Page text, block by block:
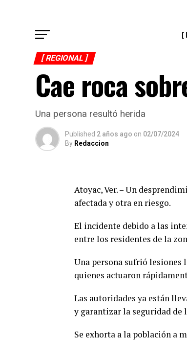
[
[ REGIONAL ]
Cae roca
Una persona resultó herida
Published 2 años ago on 02/07/2024
By Redaccion
Atoyac, Ver. – Un
afectada y otra en riesgo.
El incidente debido a las
entre los residentes de la
Una persona sufrió lesiones
quienes actuaron
Las autoridades ya están
y garantizar la seguridad de
Se exhorta a la población a